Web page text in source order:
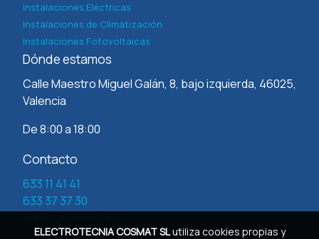
Instalaciones Eléctricas
Instalaciones de Climatización
Instalaciones Fotovoltaicas
Dónde estamos
Calle Maestro Miguel Galán, 8, bajo izquierda, 46025,
Valencia
De 8:00 a 18:00
Contacto
633 11 41 41
633 37 37 30
ELECTROTECNIA COSMAT SLutiliza cookies propias y